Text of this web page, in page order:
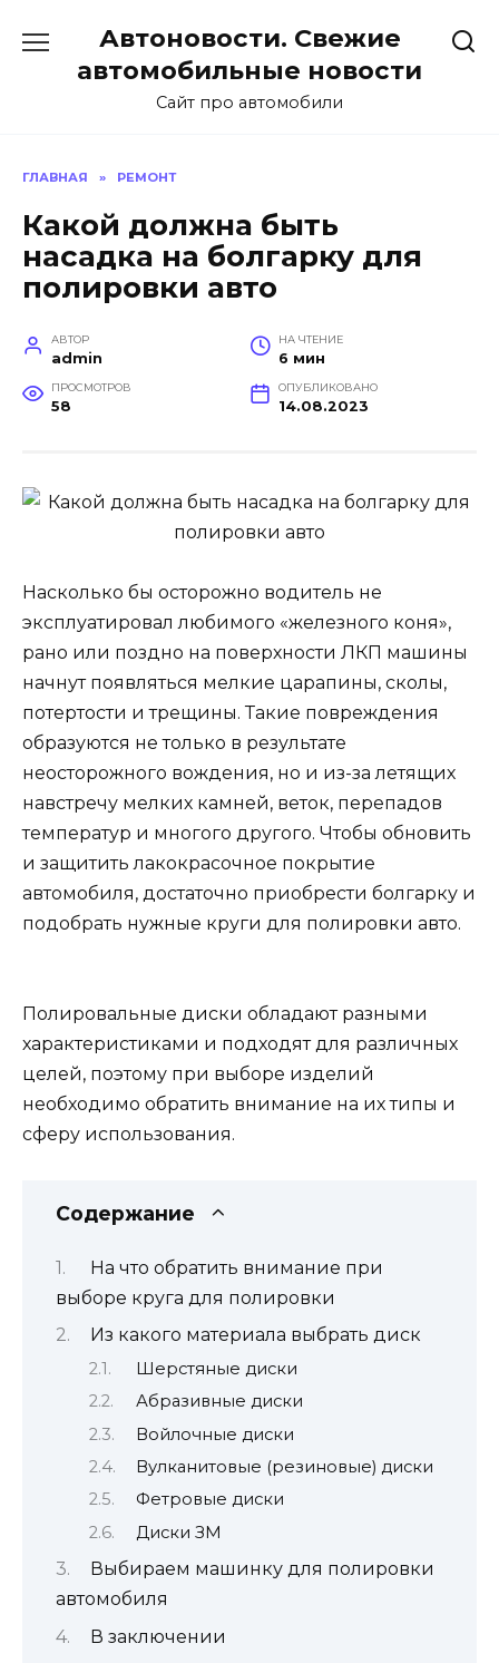
содержанию
Автоновости. Свежие
автомобильные новости
Сайт про автомобили
ГЛАВНАЯ » РЕМОНТ
Какой должна быть
насадка на болгарку для
полировки авто
АВТОР
admin
НА ЧТЕНИЕ
6 мин
ПРОСМОТРОВ
58
ОПУБЛИКОВАНО
14.08.2023
Насколько бы осторожно водитель не
эксплуатировал любимого «железного коня»,
рано или поздно на поверхности ЛКП машины
начнут появляться мелкие царапины, сколы,
потертости и трещины. Такие повреждения
образуются не только в результате
неосторожного вождения, но и из-за летящих
навстречу мелких камней, веток, перепадов
температур и многого другого. Чтобы обновить
и защитить лакокрасочное покрытие
автомобиля, достаточно приобрести болгарку и
подобрать нужные круги для полировки авто.
Полировальные диски обладают разными
характеристиками и подходят для различных
целей, поэтому при выборе изделий
необходимо обратить внимание на их типы и
сферу использования.
Содержание
На что обратить внимание при
выборе круга для полировки
Из какого материала выбрать диск
Шерстяные диски
Абразивные диски
Войлочные диски
Вулканитовые (резиновые) диски
Фетровые диски
Диски ЗМ
Выбираем машинку для полировки
автомобиля
В заключении